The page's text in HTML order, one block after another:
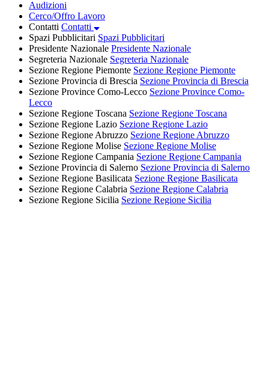
Audizioni
Cerco/Offro Lavoro
Contatti Contatti
Spazi Pubblicitari Spazi Pubblicitari
Presidente Nazionale Presidente Nazionale
Segreteria Nazionale Segreteria Nazionale
Sezione Regione Piemonte Sezione Regione Piemonte
Sezione Provincia di Brescia Sezione Provincia di Brescia
Sezione Province Como-Lecco Sezione Province Como-
Lecco
Sezione Regione Toscana Sezione Regione Toscana
Sezione Regione Lazio Sezione Regione Lazio
Sezione Regione Abruzzo Sezione Regione Abruzzo
Sezione Regione Molise Sezione Regione Molise
Sezione Regione Campania Sezione Regione Campania
Sezione Provincia di Salerno Sezione Provincia di Salerno
Sezione Regione Basilicata Sezione Regione Basilicata
Sezione Regione Calabria Sezione Regione Calabria
Sezione Regione Sicilia Sezione Regione Sicilia